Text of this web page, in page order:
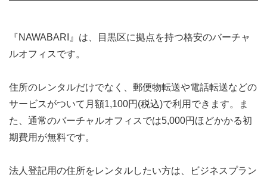
『NAWABARI』は、目黒区に拠点を持つ格安のバーチャ
ルオフィスです。
住所のレンタルだけでなく、郵便物転送や電話転送などの
サービスがついて月額1,100円(税込)で利用できます。ま
た、通常のバーチャルオフィスでは5,000円ほどかかる初
期費用が無料です。
法人登記用の住所をレンタルしたい方は、ビジネスプラン